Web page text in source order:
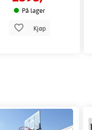
På lager
Kjøp